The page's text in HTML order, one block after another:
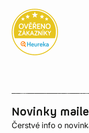
Novinky
Čerstvé info o